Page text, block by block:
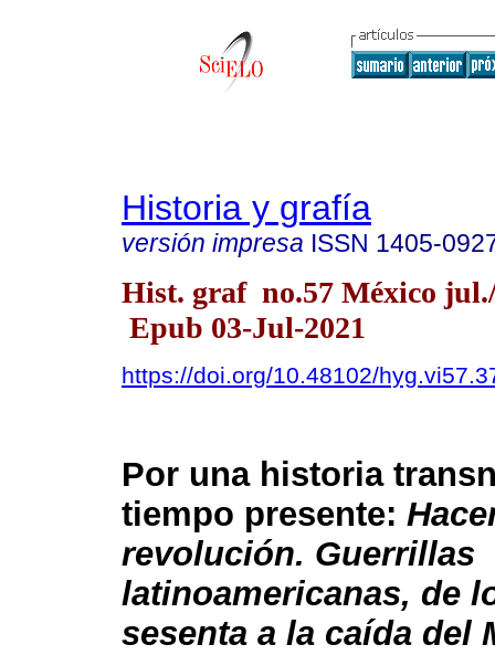
Historia y grafía
versión impresa ISSN 1405-
Hist. graf no.57 México
Epub 03-Jul-2021
https://doi.org/10.48102/
Por una historia
tiempo presente:
revolución. Guerrillas
latinoamericanas, de
sesenta a la caída del